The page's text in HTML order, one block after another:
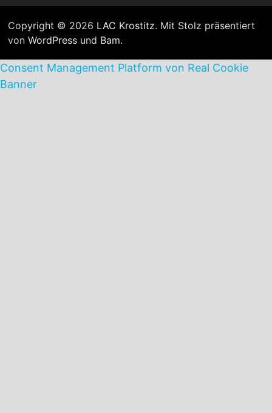
Copyright © 2026 LAC Krostitz. Mit Stolz präsentiert
von WordPressund Bam.
Consent Management Platform von Real Cookie
Banner